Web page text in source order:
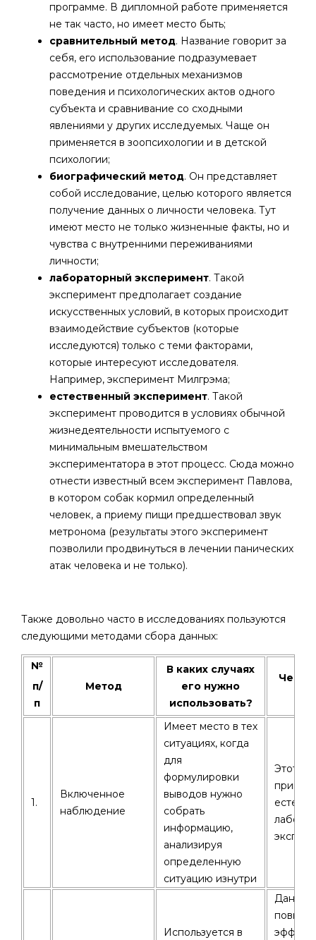
программе. В дипломной работе применяется
не так часто, но имеет место быть;
сравнительный метод. Название говорит за
себя, его использование подразумевает
рассмотрение отдельных механизмов
поведения и психологических актов одного
субъекта и сравнивание со сходными
явлениями у других исследуемых. Чаще он
применяется в зоопсихологии и в детской
психологии;
биографический метод. Он представляет
собой исследование, целью которого является
получение данных о личности человека. Тут
имеют место не только жизненные факты, но и
чувства с внутренними переживаниями
личности;
лабораторный эксперимент. Такой
эксперимент предполагает создание
искусственных условий, в которых происходит
взаимодействие субъектов (которые
исследуются) только с теми факторами,
которые интересуют исследователя.
Например, эксперимент Милгрэма;
естественный эксперимент. Такой
эксперимент проводится в условиях обычной
жизнедеятельности испытуемого с
минимальным вмешательством
экспериментатора в этот процесс. Сюда можно
отнести известный всем эксперимент Павлова,
в котором собак кормил определенный
человек, а приему пищи предшествовал звук
метронома (результаты этого эксперимент
позволили продвинуться в лечении панических
атак человека и не только).
Также довольно часто в исследованиях пользуются
следующими методами сбора данных:
№
п/
п
Метод
В каких случаях
его нужно
использовать?
Чем
1.
Включенное
наблюдение
Имеет место в тех
ситуациях, когда
для
формулировки
выводов нужно
собрать
информацию,
анализируя
определенную
ситуацию изнутри
Этот
Используется в
Данный